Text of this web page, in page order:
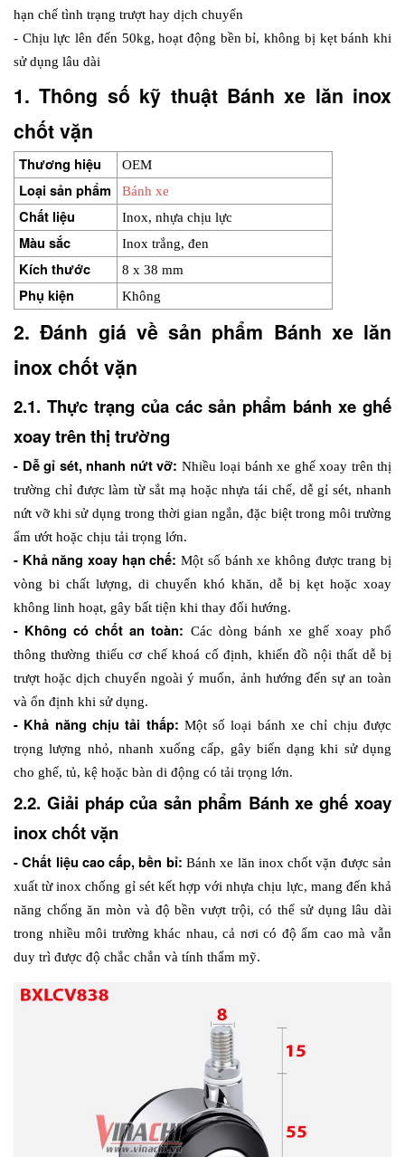
hạn chế tình trạng trượt hay dịch chuyển
- Chịu lực lên đến 50kg, hoạt động bền bỉ, không bị kẹt bánh khi
sử dụng lâu dài
1. Thông số kỹ thuật Bánh xe lăn inox
chốt vặn
Thương hiệu OEM
Loại sản phẩm Bánh xe
Chất liệu Inox, nhựa chịu lực
Màu sắc Inox trắng, đen
Kích thước 8 x 38 mm
Phụ kiện Không
2. Đánh giá về sản phẩm Bánh xe lăn
inox chốt vặn
2.1. Thực trạng của các sản phẩm bánh xe ghế
xoay trên thị trường
- Dễ gỉ sét, nhanh nứt vỡ: Nhiều loại bánh xe ghế xoay trên thị
trường chỉ được làm từ sắt mạ hoặc nhựa tái chế, dễ gỉ sét, nhanh
nứt vỡ khi sử dụng trong thời gian ngắn, đặc biệt trong môi trường
ẩm ướt hoặc chịu tải trọng lớn.
- Khả năng xoay hạn chế: Một số bánh xe không được trang bị
vòng bi chất lượng, di chuyển khó khăn, dễ bị kẹt hoặc xoay
không linh hoạt, gây bất tiện khi thay đổi hướng.
- Không có chốt an toàn: Các dòng bánh xe ghế xoay phổ
thông thường thiếu cơ chế khoá cố định, khiến đồ nội thất dễ bị
trượt hoặc dịch chuyển ngoài ý muốn, ảnh hướng đến sự an toàn
và ổn định khi sử dụng.
- Khả năng chịu tải thấp: Một số loại bánh xe chỉ chịu được
trọng lượng nhỏ, nhanh xuống cấp, gây biến dạng khi sử dụng
cho ghế, tủ, kệ hoặc bàn di động có tải trọng lớn.
2.2. Giải pháp của sản phẩm Bánh xe ghế xoay
inox chốt vặn
- Chất liệu cao cấp, bền bỉ: Bánh xe lăn inox chốt vặn được sản
xuất từ inox chống gỉ sét kết hợp với nhựa chịu lực, mang đến khả
năng chống ăn mòn và độ bền vượt trội, có thể sử dụng lâu dài
trong nhiều môi trường khác nhau, cả nơi có độ ẩm cao mà vẫn
duy trì được độ chắc chắn và tính thẩm mỹ.